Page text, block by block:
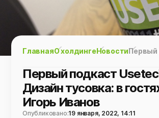
ГлавнаяО холдингеНовости
Первый подкаст
Дизайн тусовка: в
Игорь Иванов
Опубликовано:19 января, 2022, 14:11